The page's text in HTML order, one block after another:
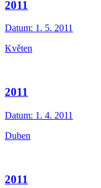
2011
Datum: 1. 5. 2011
Květen
2011
Datum: 1. 4. 2011
Duben
2011